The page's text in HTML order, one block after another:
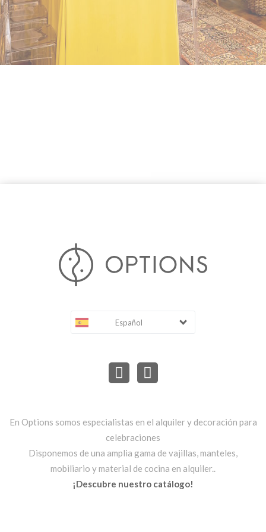
Español
En Options somos especialistas en el alquiler y decoración para
celebraciones
Disponemos de una amplia gama de vajillas, manteles,
mobiliario y material de cocina en alquiler..
¡Descubre nuestro catálogo!